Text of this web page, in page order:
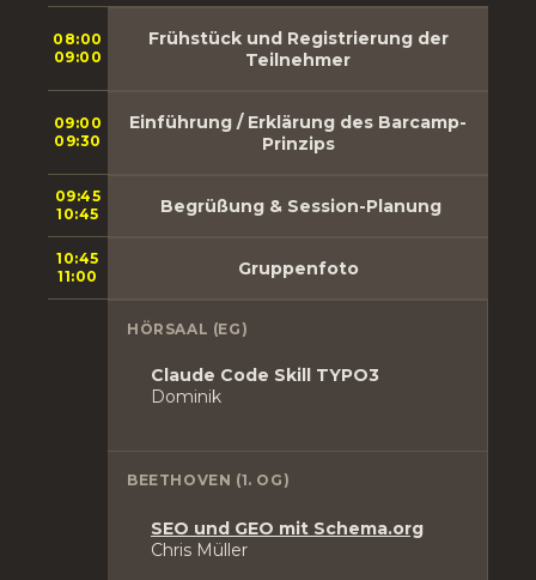
08:00
09:00
Frühstück und Registrierung der
Teilnehmer
09:00
09:30
Einführung / Erklärung des Barcamp-
Prinzips
09:45
10:45
Begrüßung & Session-Planung
10:45
11:00
Gruppenfoto
HÖRSAAL (EG)
Claude Code Skill TYPO3
Dominik
BEETHOVEN (1. OG)
SEO und GEO mit Schema.org
Chris Müller